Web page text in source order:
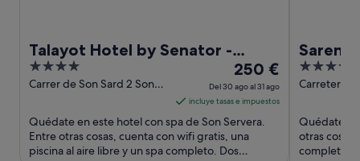
Talayot Hotel by Senator -
Adults Only
4
out
5
Carrer de Son Sard 2 Son
El
precio
es
de
250 €
por
250 €
Del 30 ago al 31 ago
incluye tasas e impuestos
Quédate en este hotel con spa de Son Servera.
Entre otras cosas, cuenta con wifi gratis, una
piscina al aire libre y un spa completo. Dos
Sarena
part of
5
out
5
Carretera
Quédate
otras
completo y